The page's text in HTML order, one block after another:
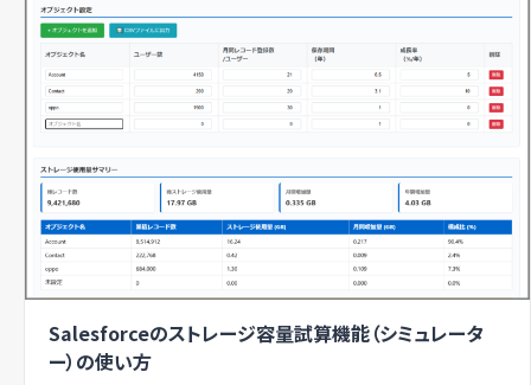
Salesforceのストレージ容量試算機能（シミュレータ
ー）の使い方